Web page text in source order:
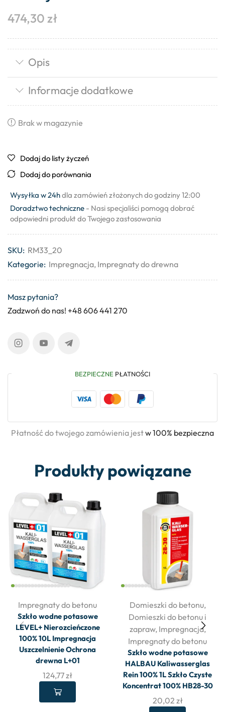
474,30 zł
Opis
Informacje dodatkowe
Brak w magazynie
Dodaj do listy życzeń
Dodaj do porównania
Wysyłka w 24hdla zamówień złożonych do godziny 12:00
Doradztwo techniczne - Nasi specjaliści pomogą dobrać
odpowiedni produkt do Twojego zastosowania
SKU: RM33_20
Kategorie: Impregnacja, Impregnaty do drewna
Masz pytania?
Zadzwoń do nas! +48 606 441 270
BEZPIECZNE PŁATNOŚCI
Płatność do twojego zamówienia jestw 100% bezpieczna
Produkty powiązane
Impregnaty do betonu
Szkło wodne potasowe
LEVEL+ Nierozcieńczone
100% 10L Impregnacja
Uszczelnienie Ochrona
drewna L+01
124,77zł
Domieszki do betonu,
Domieszki do betonu i
zapraw, Impregnacja,
Impregnaty do betonu
Szkło wodne potasowe
HALBAU Kaliwasserglas
Rein 100% 1L Szkło Czyste
Koncentrat 100% HB28-30
20,02 zł